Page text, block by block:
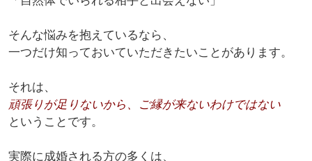
そんな悩みを抱えているなら、
一つだけ知っておいていただきたいことがあります。
頑張りが足りないから、ご縁が来ないわけではない
ということです。
実際に成婚される方の多くは、